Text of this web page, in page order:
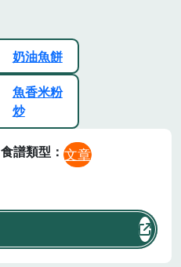
奶油魚餅
魚香米粉
炒
食譜類型 文章